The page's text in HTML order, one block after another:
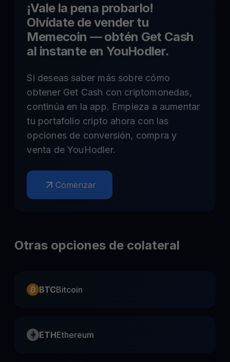
¡Vale la pena probarlo!
Olvídate de vender tu
Memecoin — obtén Get Cash
al instante en YouHodler.
Si deseas saber más sobre cómo
obtener Get Cash con criptomonedas,
continúa en la app. Empieza a aumentar
tu portafolio cripto ahora con las
opciones de conversión, compra y
venta de YouHodler.
Comenzar
Otras opciones de colateral
BTCBitcoin
ETHEthereum